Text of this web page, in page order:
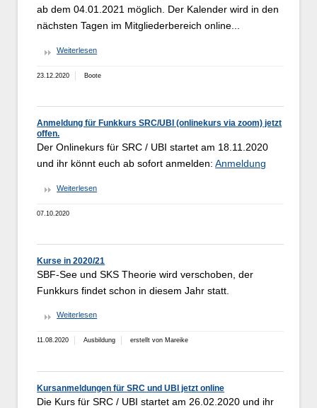
ab dem 04.01.2021 möglich. Der Kalender wird in den
nächsten Tagen im Mitgliederbereich online...
Weiterlesen
23.12.2020 Boote
Anmeldung für Funkkurs SRC/UBI (onlinekurs via zoom) jetzt
offen.
Der Onlinekurs für SRC / UBI startet am 18.11.2020
und ihr könnt euch ab sofort anmelden:Anmeldung
Weiterlesen
07.10.2020
Kurse in 2020/21
SBF-See und SKS Theorie wird verschoben, der
Funkkurs findet schon in diesem Jahr statt.
Weiterlesen
11.08.2020 Ausbildung erstellt von Mareike
Kursanmeldungen für SRC und UBI jetzt online
Die Kurs für SRC / UBI startet am 26.02.2020 und ihr